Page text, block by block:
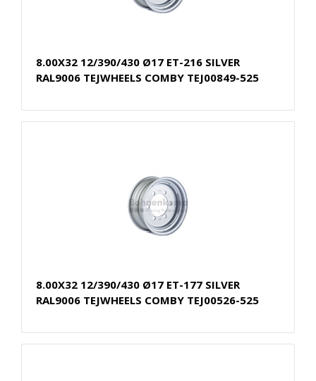
8.00X32 12/390/430 Ø17 ET-216 SILVER
RAL9006 TEJWHEELS COMBY TEJ00849-525
8.00X32 12/390/430 Ø17 ET-177 SILVER
RAL9006 TEJWHEELS COMBY TEJ00526-525